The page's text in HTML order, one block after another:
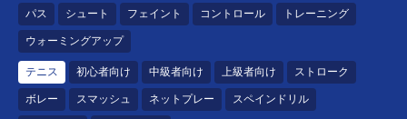
パス シュート フェイント コントロール トレーニング
ウォーミングアップ
テニス 初心者向け 中級者向け 上級者向け ストローク
ボレー スマッシュ ネットプレー スペインドリル